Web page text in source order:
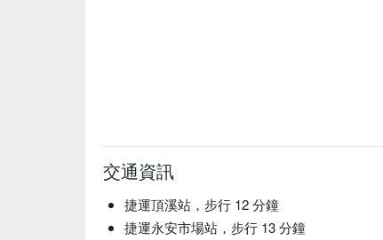
交通資訊
捷運頂溪站，步行 12 分鐘
捷運永安市場站，步行 13 分鐘